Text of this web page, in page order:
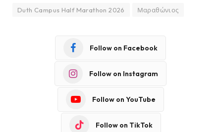
Duth Campus Half Marathon 2026 Μαραθώνιος
Follow on Facebook
Follow on Instagram
Follow on YouTube
Follow on TikTok